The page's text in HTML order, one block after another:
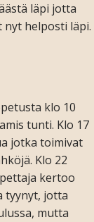
läpi jotta
nyt helposti läpi.
klo 10
tunti. Klo 17
jotka toimivat
Klo 22
kertoo
tyynyt, jotta
mutta